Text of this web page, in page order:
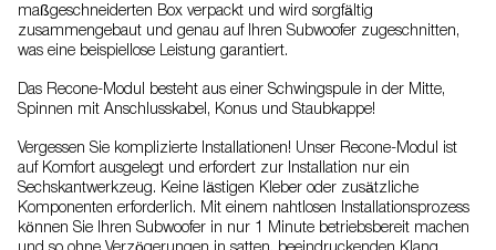
maßgeschneiderten Box verpackt und wird sorgfältig
zusammengebaut und genau auf Ihren Subwoofer zugeschnitten,
was eine beispiellose Leistung garantiert.
Das Recone-Modul besteht aus einer Schwingspule in der Mitte,
Spinnen mit Anschlusskabel, Konus und Staubkappe!
Vergessen Sie komplizierte Installationen! Unser Recone-Modul ist
auf Komfort ausgelegt und erfordert zur Installation nur ein
Sechskantwerkzeug. Keine lästigen Kleber oder zusätzliche
Komponenten erforderlich. Mit einem nahtlosen Installationsprozess
können Sie Ihren Subwoofer in nur 1 Minute betriebsbereit machen